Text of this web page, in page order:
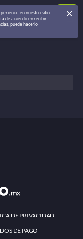
DE PRIVACIDAD
DE PAGO
en nuestro sitio
de acuerdo en recibir
puede hacerlo